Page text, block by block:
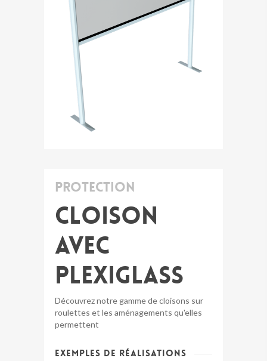
Protection
Cloison
avec
Plexiglass
Découvrez notre gamme de cloisons sur
roulettes et les aménagements qu'elles
permettent
Exemples de réalisations